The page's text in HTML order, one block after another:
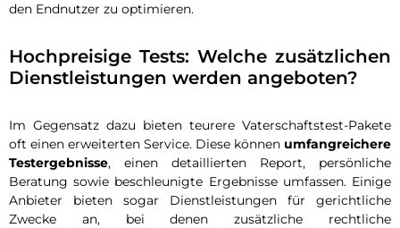
den Endnutzer zu optimieren.
Hochpreisige Tests: Welche zusätzlichen
Dienstleistungen werden angeboten?
Im Gegensatz dazu bieten teurere Vaterschaftstest-Pakete
oft einen erweiterten Service. Diese können umfangreichere
Testergebnisse, einen detaillierten Report, persönliche
Beratung sowie beschleunigte Ergebnisse umfassen. Einige
Anbieter bieten sogar Dienstleistungen für gerichtliche
Zwecke an, bei denen zusätzliche rechtliche